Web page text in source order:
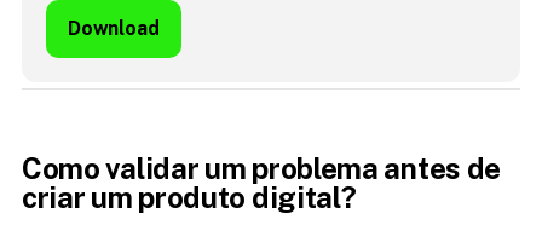
Download
Como validar um problema antes de
criar um produto digital?